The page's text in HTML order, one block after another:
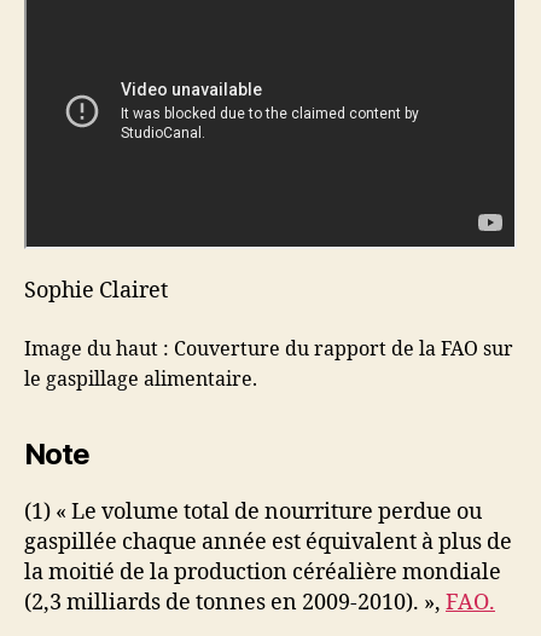
Sophie Clairet
Image du haut : Couverture du rapport de la FAO sur
le gaspillage alimentaire.
Note
(1) « Le volume total de nourriture perdue ou
gaspillée chaque année est équivalent à plus de
la moitié de la production céréalière mondiale
(2,3 milliards de tonnes en 2009-2010). », FAO.